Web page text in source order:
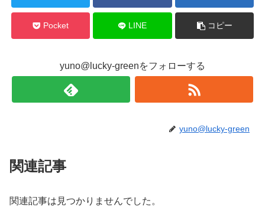
Pocket LINE コピー
yuno@lucky-greenをフォローする
yuno@lucky-green
関連記事
関連記事は見つかりませんでした。